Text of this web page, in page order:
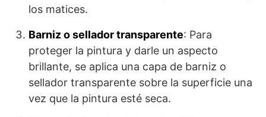
los matices.
Barniz o sellador transparente: Para
proteger la pintura y darle un aspecto
brillante, se aplica una capa de barniz o
sellador transparente sobre la superficie una
vez que la pintura esté seca.